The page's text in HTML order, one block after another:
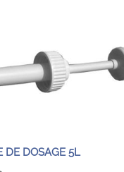
DE DOSAGE 5L